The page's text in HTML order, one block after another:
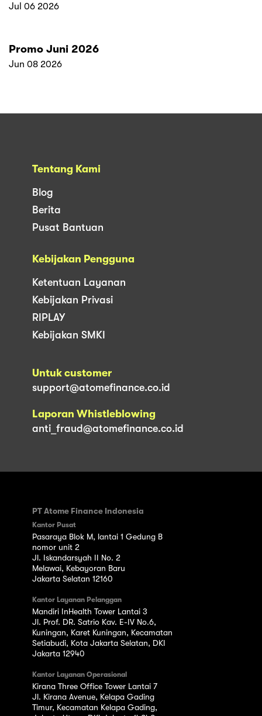
Jul 06 2026
Promo Juni 2026
Jun 08 2026
Tentang Kami
Blog
Berita
Pusat Bantuan
Kebijakan Pengguna
Ketentuan Layanan
Kebijakan Privasi
RIPLAY
Kebijakan SMKI
Untuk customer
support@atomefinance.co.id
Laporan Whistleblowing
anti_fraud@atomefinance.co.id
PT Atome Finance Indonesia
Kantor Pusat
Pasaraya Blok M, lantai 1 Gedung B
nomor unit 2
Jl. Iskandarsyah II No. 2
Melawai, Kebayoran Baru
Jakarta Selatan 12160
Kantor Layanan Pelanggan
Mandiri InHealth Tower Lantai 3
Jl. Prof. DR. Satrio Kav. E-IV No.6,
Kuningan, Karet Kuningan, Kecamatan
Setiabudi, Kota Jakarta Selatan, DKI
Jakarta 12940
Kantor Layanan Operasional
Kirana Three Office Tower Lantai 7
Jl. Kirana Avenue, Kelapa Gading
Timur, Kecamatan Kelapa Gading,